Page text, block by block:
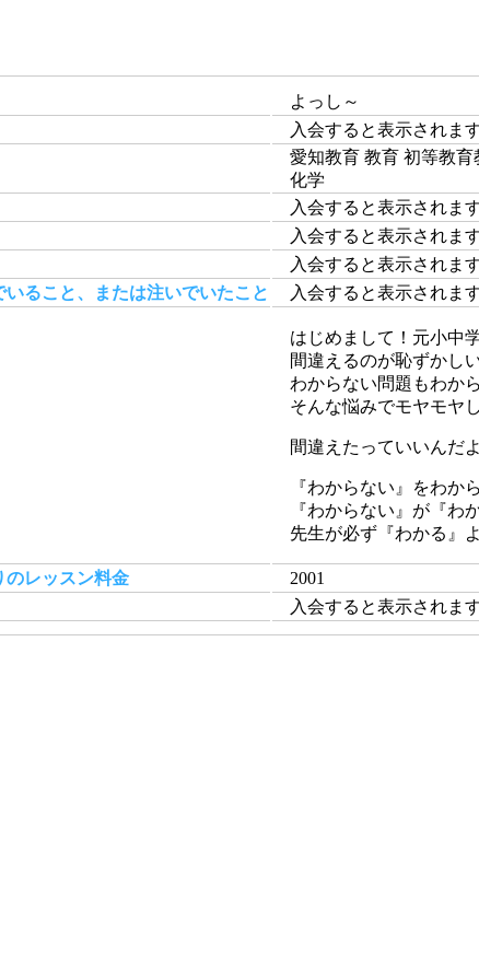
よっし～
入会すると表示されま
愛知教育 教育 初等教育
化学
入会すると表示されま
入会すると表示されま
入会すると表示されま
ること、または注いでいたこと
入会すると表示されま
はじめまして！元小中
間違えるのが恥ずかし
わからない問題もわか
そんな悩みでモヤモヤ
間違えたっていいんだ
『わからない』をわか
『わからない』が『わ
先生が必ず『わかる』
のレッスン料金
2001
入会すると表示されま